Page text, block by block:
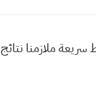
النتائج السادس روابط سريعة ملازمنا نتائج